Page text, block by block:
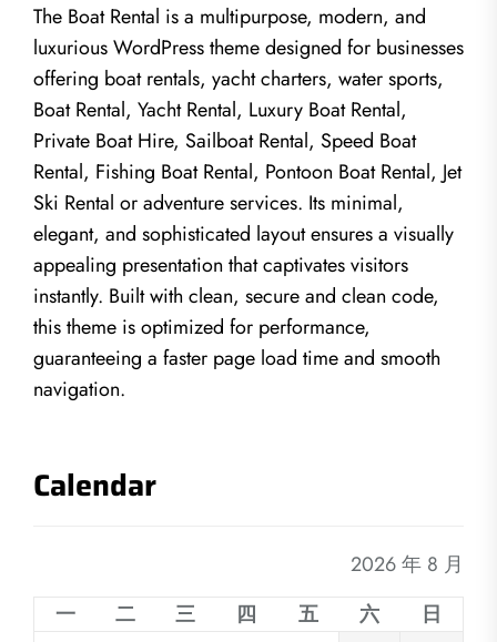
The Boat Rental is a multipurpose, modern, and
luxurious WordPress theme designed for businesses
offering boat rentals, yacht charters, water sports,
Boat Rental, Yacht Rental, Luxury Boat Rental,
Private Boat Hire, Sailboat Rental, Speed Boat
Rental, Fishing Boat Rental, Pontoon Boat Rental, Jet
Ski Rental or adventure services. Its minimal,
elegant, and sophisticated layout ensures a visually
appealing presentation that captivates visitors
instantly. Built with clean, secure and clean code,
this theme is optimized for performance,
guaranteeing a faster page load time and smooth
navigation.
Calendar
2026 年 8 月
一
二 三 四 五 六
日